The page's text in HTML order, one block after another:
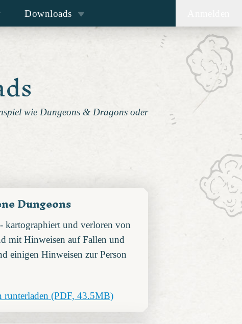
Downloads
wie Dungeons & Dragons oder
Dungeons
kartographiert und verloren von
mit Hinweisen auf Fallen und
einigen Hinweisen zur Person
runterladen (PDF, 43.5MB)